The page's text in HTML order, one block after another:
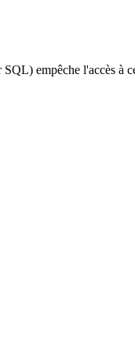
empêche l'accès à